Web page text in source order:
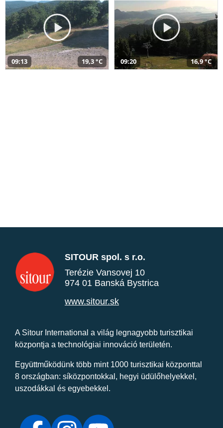
09:13 19,3 °C 09:20 16,9 °C
SITOUR spol. s r.o.
Terézie Vansovej 10
974 01 Banská Bystrica
www.sitour.sk
A Sitour International a világ legnagyobb turisztikai
központja a technológiai innováció területén.
Együttműködünk több mint 1000 turisztikai központtal
8 országban: síközpontokkal, hegyi üdülőhelyekkel,
uszodákkal és egyebekkel.